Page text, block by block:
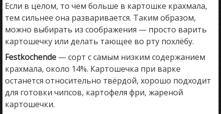
Если в целом, то чем больше в картошке крахмала,
тем сильнее она разваривается. Таким образом,
можно выбирать из соображения — просто варить
картошечку или делать тающее во рту похлёбу.
Festkochende — сорт с самым низким содержанием
крахмала, около 14%. Картошечка при варке
останется относительно твёрдой, хорошо подходит
для готовки чипсов, картофеля фри, жареной
картошечки.